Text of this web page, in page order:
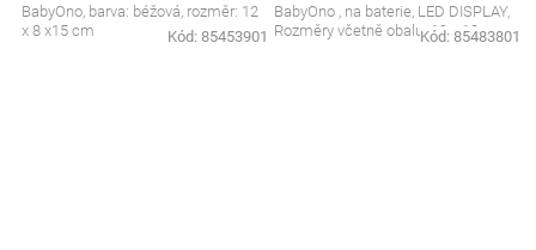
BabyOno, barva: béžová, rozměr: 12
x 8 x15 cm
Kód: 85453901
BabyOno , na baterie, LED DISPLAY,
Rozměry včetně obalu: 19 x 13 cm.
Kód: 85483801